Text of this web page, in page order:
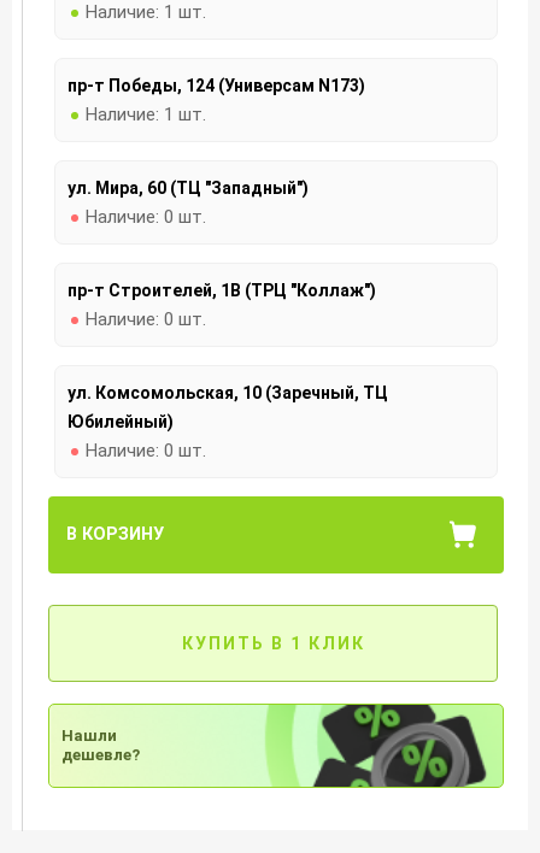
Наличие: 1 шт.
пр-т Победы, 124 (Универсам N173)
Наличие: 1 шт.
ул. Мира, 60 (ТЦ "Западный")
Наличие: 0 шт.
пр-т Строителей, 1В (ТРЦ "Коллаж")
Наличие: 0 шт.
ул. Комсомольская, 10 (Заречный, ТЦ
Юбилейный)
Наличие: 0 шт.
В КОРЗИНУ
КУПИТЬ В 1 КЛИК
Нашли
дешевле?